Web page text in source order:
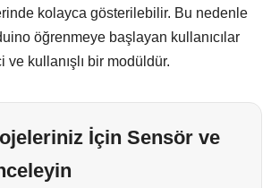
kolayca gösterilebilir. Bu nedenle
öğrenmeye başlayan kullanıcılar
kullanışlı bir modüldür.
İçin Sensör ve